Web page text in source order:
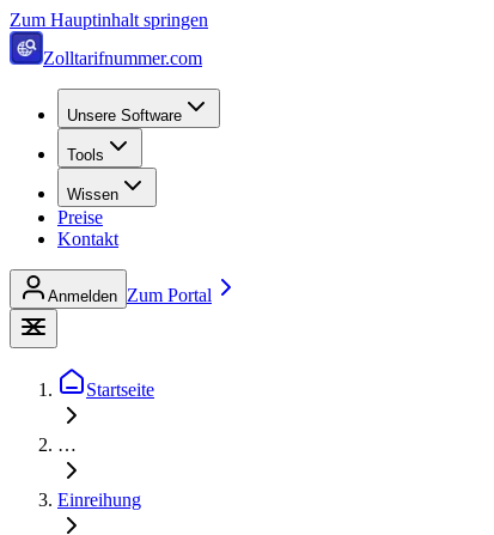
Zum Hauptinhalt springen
Zolltarifnummer.com
Unsere Software
Tools
Wissen
Preise
Kontakt
Anmelden Zum Portal
Startseite
…
Einreihung